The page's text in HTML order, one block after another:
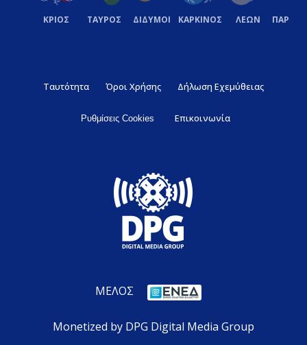
ΚΡΙΟΣ ΤΑΥΡΟΣ ΔΙΔΥΜΟΙ ΚΑΡΚΙΝΟΣ ΛΕΩΝ
Ταυτότητα Όροι Χρήσης Δήλωση Εχεμύθειας
Ρυθμίσεις Cookies Επικοινωνία
ΜΕΛΟΣ
Monetized by DPG Digital Media Group